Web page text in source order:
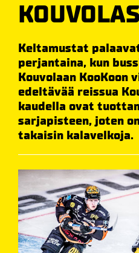
Keltamustat
perjantaina, kun
Kouvolaan KooKoon
edeltävää reissua
kaudella ovat
sarjapisteen, joten
takaisin kalavelkoja.